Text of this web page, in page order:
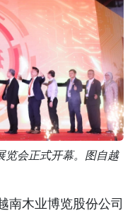
览会正式开幕。图自越
木业博览股份公司